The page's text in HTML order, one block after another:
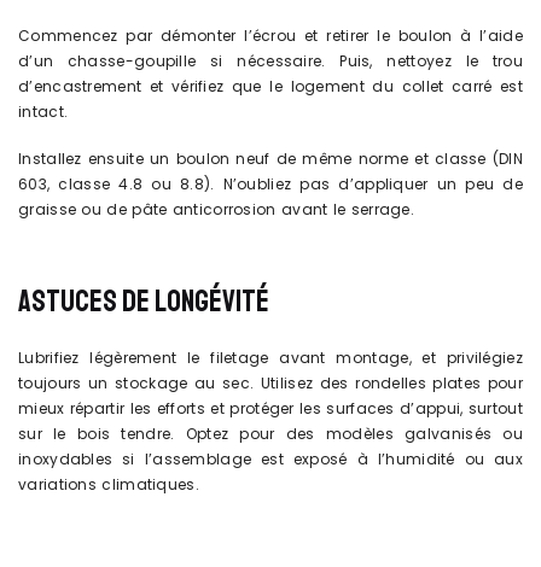
Commencez par démonter l’écrou et retirer le boulon à l’aide
d’un chasse-goupille si nécessaire. Puis, nettoyez le trou
d’encastrement et vérifiez que le logement du collet carré est
intact.
Installez ensuite un boulon neuf de même norme et classe (DIN
603, classe 4.8 ou 8.8). N’oubliez pas d’appliquer un peu de
graisse ou de pâte anticorrosion avant le serrage.
ASTUCES DE LONGÉVITÉ
Lubrifiez légèrement le filetage avant montage, et privilégiez
toujours un stockage au sec. Utilisez des rondelles plates pour
mieux répartir les efforts et protéger les surfaces d’appui, surtout
sur le bois tendre. Optez pour des modèles galvanisés ou
inoxydables si l’assemblage est exposé à l’humidité ou aux
variations climatiques.